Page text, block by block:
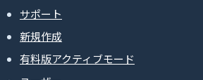
サポート
新規作成
有料版アクティブモード